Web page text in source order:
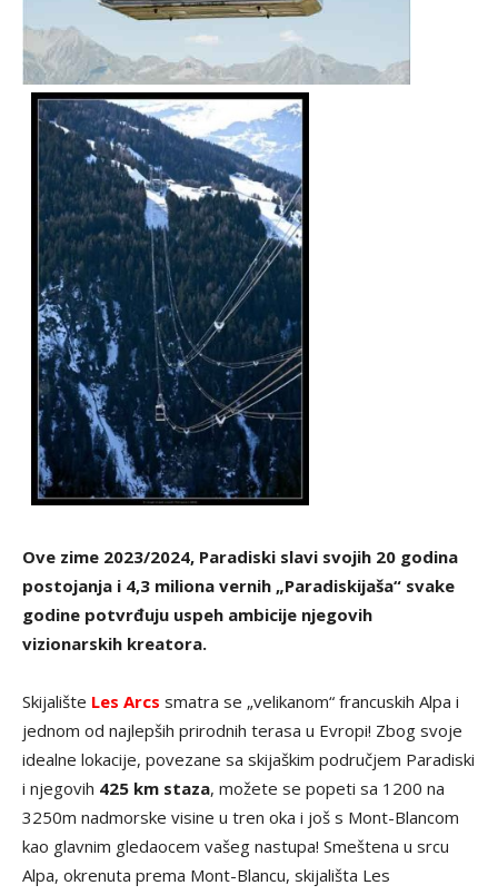
Ove zime 2023/2024, Paradiski slavi svojih 20 godina
postojanja i 4,3 miliona vernih „Paradiskijaša“ svake
godine potvrđuju uspeh ambicije njegovih
vizionarskih kreatora.
Skijalište Les Arcs smatra se „velikanom“ francuskih Alpa i
jednom od najlepših prirodnih terasa u Evropi! Zbog svoje
idealne lokacije, povezane sa skijaškim područjem Paradiski
i njegovih 425 km staza, možete se popeti sa 1200 na
3250m nadmorske visine u tren oka i još s Mont-Blancom
kao glavnim gledaocem vašeg nastupa! Smeštena u srcu
Alpa, okrenuta prema Mont-Blancu, skijališta Les